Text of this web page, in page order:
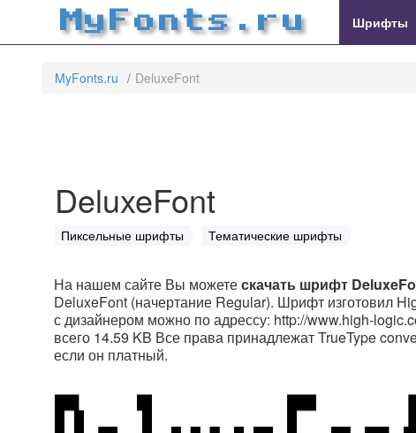
MyFonts.ru Шрифты
MyFonts.ru DeluxeFont
DeluxeFont
Пиксельные шрифты Тематические шрифты
На нашем сайте Вы можетескачать шрифт
DeluxeFont (начертание Regular). Шрифт изготовил
с дизайнером можно по адрессу: http://www.high-
всего 14.59 KB Все права принадлежат TrueType
если он платный.